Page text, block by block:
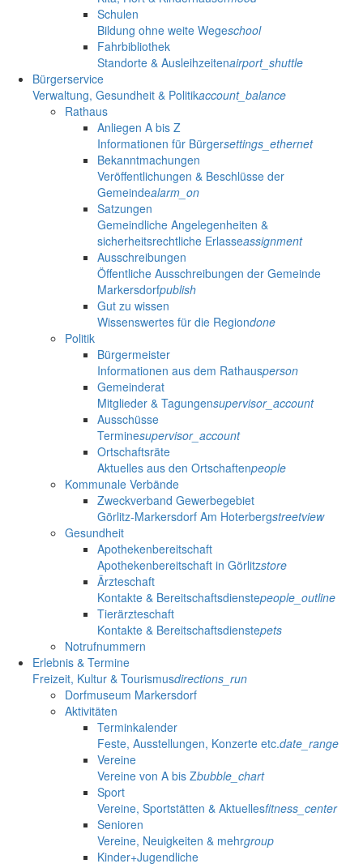
Schulen
Bildung ohne weite Wegeschool
Fahrbibliothek
Standorte & Ausleihzeitenairport_shuttle
Bürgerservice
Verwaltung, Gesundheit & Politikaccount_balance
Rathaus
Anliegen A bis Z
Informationen für Bürgersettings_ethernet
Bekanntmachungen
Veröffentlichungen & Beschlüsse der
Gemeindealarm_on
Satzungen
Gemeindliche Angelegenheiten &
sicherheitsrechtliche Erlasseassignment
Ausschreibungen
Öffentliche Ausschreibungen der Gemeinde
Markersdorfpublish
Gut zu wissen
Wissenswertes für die Regiondone
Politik
Bürgermeister
Informationen aus dem Rathausperson
Gemeinderat
Mitglieder & Tagungensupervisor_account
Ausschüsse
Terminesupervisor_account
Ortschaftsräte
Aktuelles aus den Ortschaftenpeople
Kommunale Verbände
Zweckverband Gewerbegebiet
Görlitz-Markersdorf Am Hoterbergstreetview
Gesundheit
Apothekenbereitschaft
Apothekenbereitschaft in Görlitzstore
Ärzteschaft
Kontakte & Bereitschaftsdienstepeople_outline
Tierärzteschaft
Kontakte & Bereitschaftsdienstepets
Notrufnummern
Erlebnis & Termine
Freizeit, Kultur & Tourismusdirections_run
Dorfmuseum Markersdorf
Aktivitäten
Terminkalender
Feste, Ausstellungen, Konzerte etc.date_range
Vereine
Vereine von A bis Zbubble_chart
Sport
Vereine, Sportstätten & Aktuellesfitness_center
Senioren
Vereine, Neuigkeiten & mehrgroup
Kinder+Jugendliche